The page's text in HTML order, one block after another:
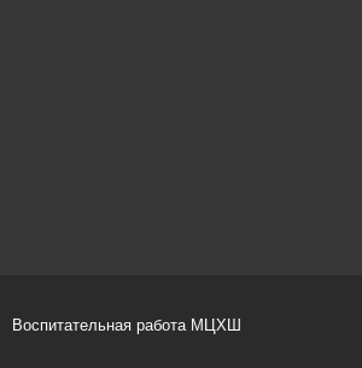
Воспитательная работа МЦХШ